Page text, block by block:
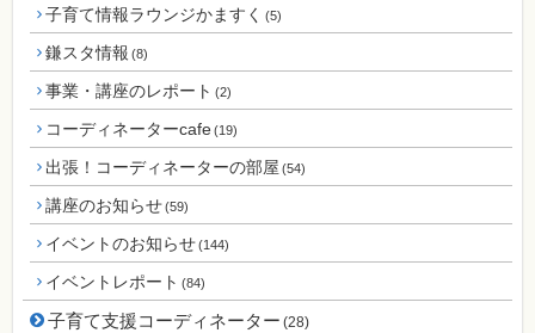
子育て情報ラウンジかますく (5)
鎌スタ情報 (8)
事業・講座のレポート (2)
コーディネーターcafe(19)
出張！コーディネーターの部屋 (54)
講座のお知らせ(59)
イベントのお知らせ(144)
イベントレポート (84)
子育て支援コーディネーター (28)